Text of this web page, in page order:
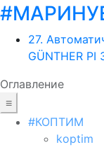
27.
GÜNTHER
Оглавление
≡
#КОПТИМ
koptim